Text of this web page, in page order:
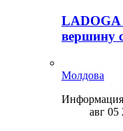
LADOGA
вершину
Молдова
Информация
авг 05